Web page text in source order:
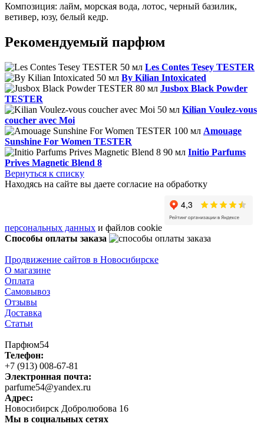
Композиция: лайм, морская вода, лотос, черный базилик,
ветивер, юзу, белый кедр.
Рекомендуемый парфюм
Les Contes Tesey TESTER
By Kilian Intoxicated
Jusbox Black Powder
TESTER
Kilian Voulez-vous
coucher avec Moi
Amouage
Sunshine For Women TESTER
Initio Parfums
Prives Magnetic Blend 8
Вернуться к списку
Находясь на сайте вы даете согласие на обработку
персональных данных и файлов cookie
Способы оплаты заказа
Продвижение сайтов в Новосибирске
О магазине
Оплата
Самовывоз
Отзывы
Доставка
Статьи
Парфюм54
Телефон:
+7 (913) 008-67-81
Электронная почта:
parfume54@yandex.ru
Адрес:
Новосибирск Добролюбова 16
Мы в социальных сетях